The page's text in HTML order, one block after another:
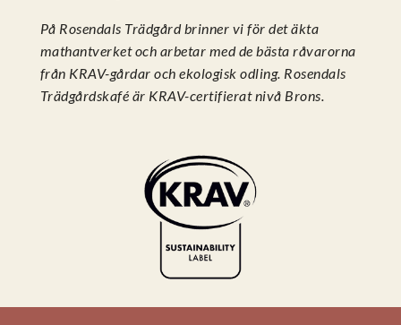
På Rosendals Trädgård brinner vi för det äkta
mathantverket och arbetar med de bästa råvarorna
från KRAV-gårdar och ekologisk odling. Rosendals
Trädgårdskafé är KRAV-certifierat nivå Brons.